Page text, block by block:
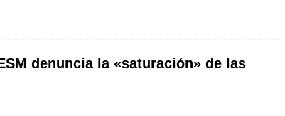
denuncia la «saturación» de las